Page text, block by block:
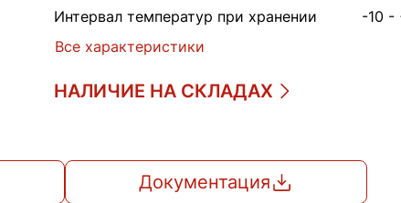
Интервал температур при хранении
-10 -
Все характеристики
НАЛИЧИЕ НА СКЛАДАХ
Документация